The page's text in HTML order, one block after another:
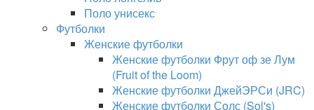
Поло унисекс
Футболки
Женские футболки
Женские футболки Фрут оф зе Лум
(Fruit of the Loom)
Женские футболки ДжейЭРСи (JRC)
Женские футболки Солс (Sol's)